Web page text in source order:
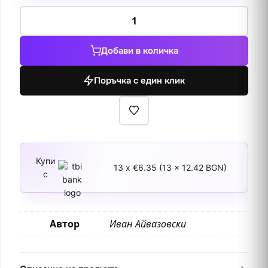
количество
Гледка
Константинопол
Добави в количка
Поръчка с един клик
Купи
с
13 x €6.35 (13 x 12.42 BGN)
Автор Иван Айвазовски